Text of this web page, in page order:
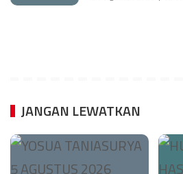
JANGAN LEWATKAN